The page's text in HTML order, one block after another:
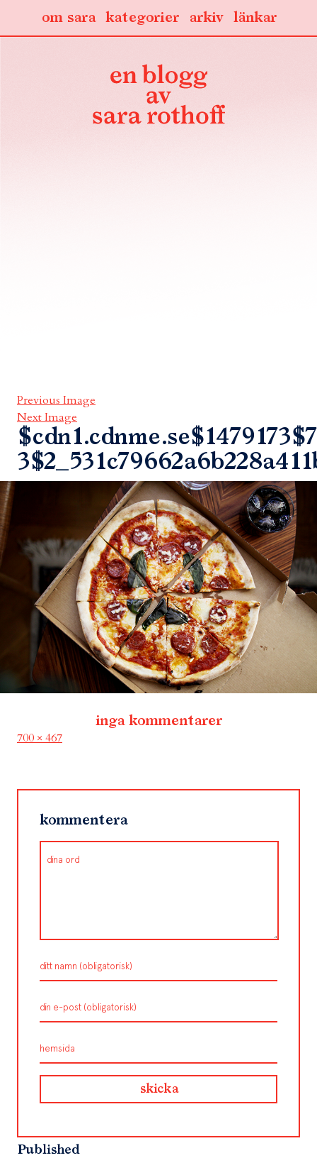
länkar
arkiv
kategorier
om sara
Previous Image
Next Image
inga kommentarer
Full
700 × 467
kommentera
Published